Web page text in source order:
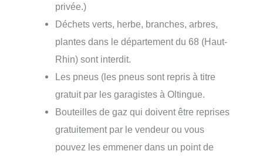
privée.)
Déchets verts, herbe, branches, arbres,
plantes dans le département du 68 (Haut-
Rhin) sont interdit.
Les pneus (les pneus sont repris à titre
gratuit par les garagistes à Oltingue.
Bouteilles de gaz qui doivent être reprises
gratuitement par le vendeur ou vous
pouvez les emmener dans un point de